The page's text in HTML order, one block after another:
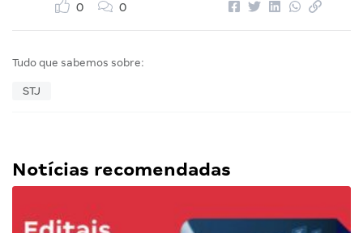
0 0
Tudo que sabemos sobre:
STJ
Notícias recomendadas